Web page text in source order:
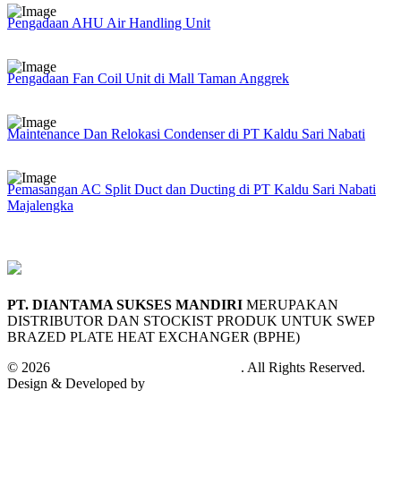
Pengadaan AHU Air Handling Unit
Pengadaan Fan Coil Unit di Mall Taman Anggrek
Maintenance Dan Relokasi Condenser di PT Kaldu Sari Nabati
Pemasangan AC Split Duct dan Ducting di PT Kaldu Sari Nabati
Majalengka
PT. DIANTAMA SUKSES MANDIRI MERUPAKAN
DISTRIBUTOR DAN STOCKIST PRODUK UNTUK SWEP
BRAZED PLATE HEAT EXCHANGER (BPHE)
© 2026
. All Rights Reserved.
Design & Developed by